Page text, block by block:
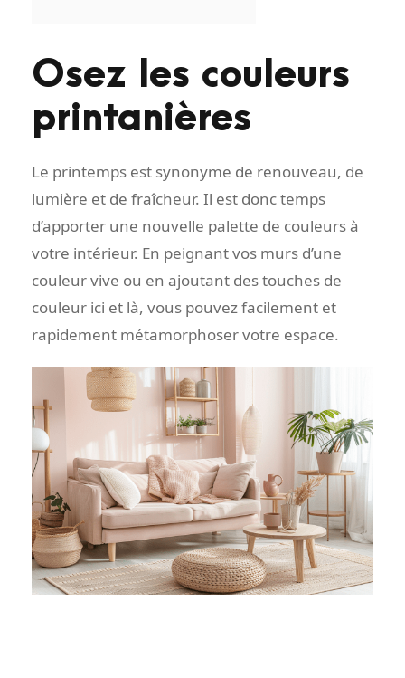
Osez les couleurs
printanières
Le printemps est synonyme de renouveau, de
lumière et de fraîcheur. Il est donc temps
d’apporter une nouvelle palette de couleurs à
votre intérieur. En peignant vos murs d’une
couleur vive ou en ajoutant des touches de
couleur ici et là, vous pouvez facilement et
rapidement métamorphoser votre espace.